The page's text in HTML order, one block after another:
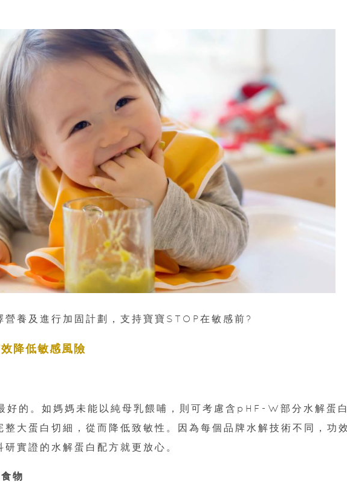
營養及進行加固計劃，支持寶寶STOP在敏感前?
降低敏感風險
的。如媽媽未能以純母乳餵哺，則可考慮含pHF-W部分水解蛋
整大蛋白切細，從而降低致敏性。因為每個品牌水解技術不同，功
實證的水解蛋白配方就更放心。
物